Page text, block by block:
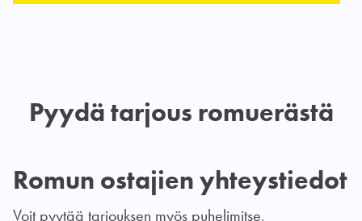
Pyydä tarjous romuerästä
Romun ostajien yhteystiedot
Voit pyytää tarjouksen myös puhelimitse,